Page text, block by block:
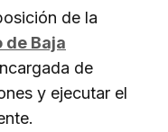
de la
de Baja
de
y ejecutar el